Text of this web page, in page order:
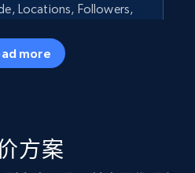
Locations, Followers,
more
方案